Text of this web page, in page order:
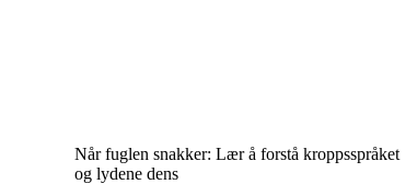
Når fuglen snakker: Lær å forstå kroppsspråket
og lydene dens